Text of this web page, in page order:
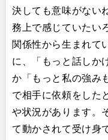
決しても意味がない
務上で感じていたい
関係性から生まれて
に、「もっと話しか
か「もっと私の強み
で相手に依頼をした
や状況があります。
て動かされて受け身